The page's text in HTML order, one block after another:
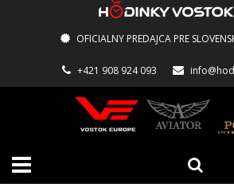
OFICIALNY PREDAJCA PRE
+421 908 924 093